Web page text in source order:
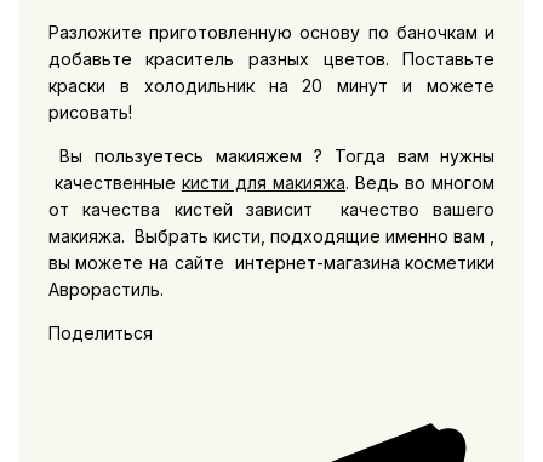
Разложите приготовленную основу по баночкам и
добавьте краситель разных цветов. Поставьте
краски в холодильник на 20 минут и можете
рисовать!
Вы пользуетесь макияжем ? Тогда вам нужны
качественные кисти для макияжа. Ведь во многом
от качества кистей зависит качество вашего
макияжа. Выбрать кисти, подходящие именно вам ,
вы можете на сайте интернет-магазина косметики
Аврорастиль.
Поделиться